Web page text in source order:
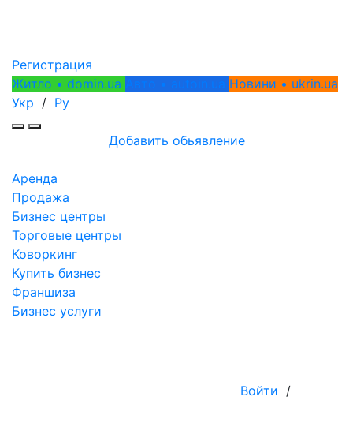
Регистрация
Житло • domin.ua Авто • autoin.ua Новини • ukrin.ua
Укр / Ру
Добавить обьявление
Аренда
Продажа
Бизнес центры
Торговые центры
Коворкинг
Купить бизнес
Франшиза
Бизнес услуги
Войти /